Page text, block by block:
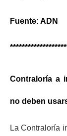
Fuente: ADN
Contraloría a
no deben
La Contraloría